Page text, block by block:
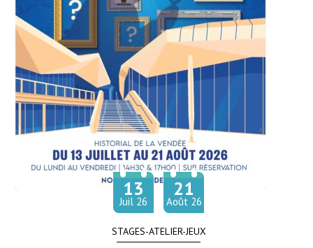
STAGES-ATELIER-JEUX
Du 13
Juil let
26
au 21
Août 26